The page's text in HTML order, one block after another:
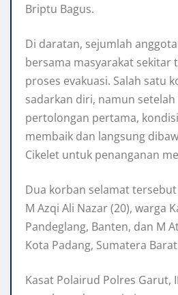
Briptu Bagus.
Di daratan, sejumlah
bersama masyarakat
proses evakuasi. Salah satu
sadarkan diri, namun
pertolongan pertama,
membaik dan langsung
Cikelet untuk penanganan
Dua korban selamat
M Azqi Ali Nazar (20), warga
Pandeglang, Banten, dan M
Kota Padang, Sumatera
Kasat Polairud Polres Garut,